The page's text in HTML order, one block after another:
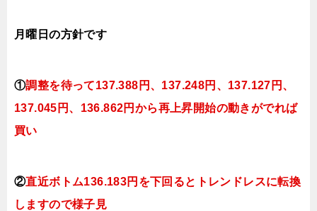
月曜日の方針です
①調整を待って137.388円 、137.248円、137.127円、
137.045円、136.862円 から再上昇開始の動きがでれば
買い
②直近ボトム136.183円を下回ると トレンドレスに転換
しますので様子見